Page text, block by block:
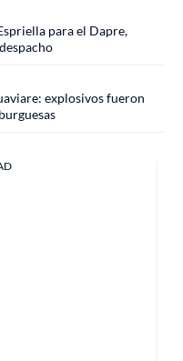
para el Dapre,
explosivos fueron